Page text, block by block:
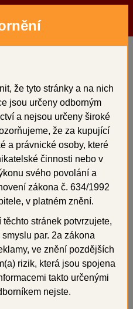
Přihlásit
Lab
+
že tyto stránky a na nich
jsou určeny odborným
a nejsou určeny široké
že za kupující
a právnické osoby, které
činnosti nebo v
svého povolání a
zákona č. 634/1992
v platném znění.
stránek potvrzujete,
par. 2a zákona
ve znění pozdějších
rizik, která jsou spojena
takto určenými
nejste.